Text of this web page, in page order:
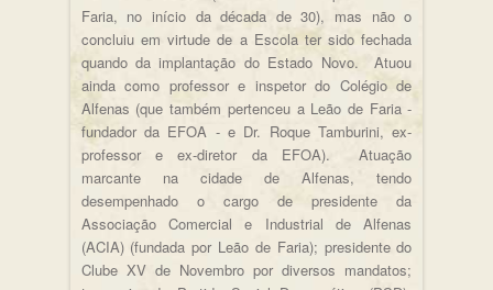
Faria, no início da década de 30), mas não o
concluiu em virtude de a Escola ter sido fechada
quando da implantação do Estado Novo. Atuou
ainda como professor e inspetor do Colégio de
Alfenas (que também pertenceu a Leão de Faria -
fundador da EFOA - e Dr. Roque Tamburini, ex-
professor e ex-diretor da EFOA). Atuação
marcante na cidade de Alfenas, tendo
desempenhado o cargo de presidente da
Associação Comercial e Industrial de Alfenas
(ACIA) (fundada por Leão de Faria); presidente do
Clube XV de Novembro por diversos mandatos;